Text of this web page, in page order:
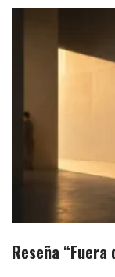
Reseña “Fuera